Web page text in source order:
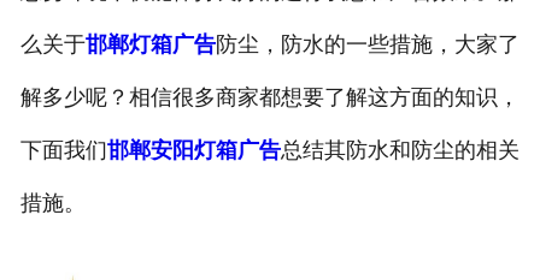
么关于邯郸灯箱广告防尘，防水的一些措施，大家了
解多少呢？相信很多商家都想要了解这方面的知识，
下面我们邯郸安阳灯箱广告总结其防水和防尘的相关
措施。